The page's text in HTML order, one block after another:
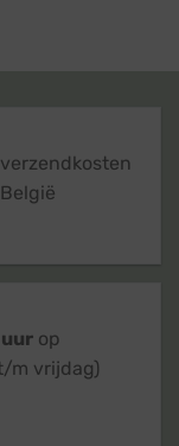
op
m vrijdag)